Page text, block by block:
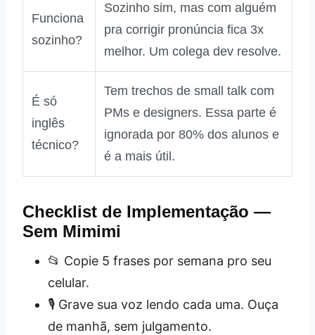
Funciona
sozinho?
Sozinho sim, mas com alguém
pra corrigir pronúncia fica 3x
melhor. Um colega dev resolve.
É só
inglês
técnico?
Tem trechos de small talk com
PMs e designers. Essa parte é
ignorada por 80% dos alunos e
é a mais útil.
Checklist de Implementação —
Sem Mimimi
📂 Copie 5 frases por semana pro seu
celular.
🎙️ Grave sua voz lendo cada uma. Ouça
de manhã, sem julgamento.